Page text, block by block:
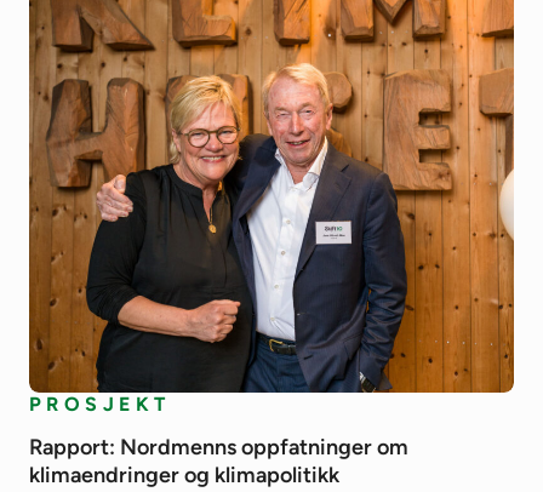
PROSJEKT
Rapport: Nordmenns oppfatninger om
klimaendringer og klimapolitikk